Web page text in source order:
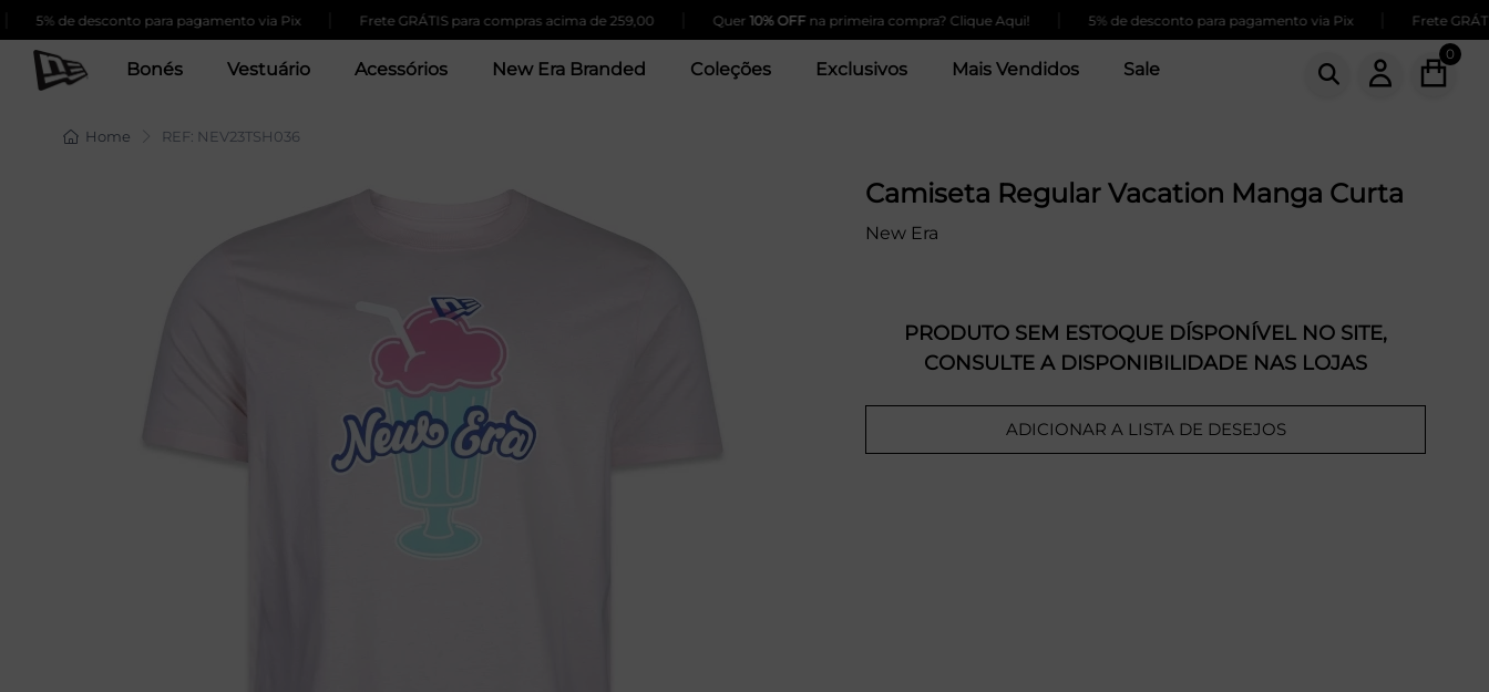
5% de desconto para pagamento via Pix | Frete GRÁTIS para compras acima de 259,00 | Quer10% OFFna primeira compra? Clique Aqui! | 5% de desconto para pagamento via Pix | Frete GRÁTIS
Bonés Vestuário Acessórios New Era Branded Coleções Exclusivos Mais Vendidos Sale
0
Home REF: NEV23TSH036
Camiseta Regular Vacation Manga Curta
New Era
PRODUTO SEM ESTOQUE DÍSPONÍVEL NO SITE,
CONSULTE A DISPONIBILIDADE NAS LOJAS
ADICIONAR A LISTA DE DESEJOS